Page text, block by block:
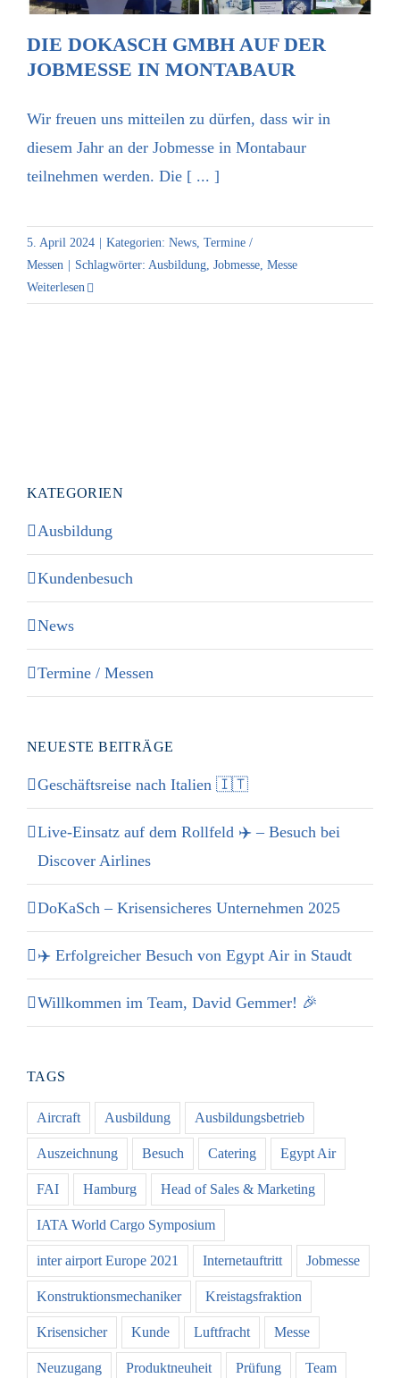
DIE DOKASCH GMBH AUF DER
JOBMESSE IN MONTABAUR
Wir freuen uns mitteilen zu dürfen, dass wir in
diesem Jahr an der Jobmesse in Montabaur
teilnehmen werden. Die [ ... ]
5. April 2024 Kategorien: News, Termine /
Messen
Schlagwörter: Ausbildung, Jobmesse, Messe
Weiterlesen
KATEGORIEN
Ausbildung
Kundenbesuch
News
Termine / Messen
NEUESTE BEITRÄGE
Geschäftsreise nach Italien 🇮🇹
Live-Einsatz auf dem Rollfeld ✈️ – Besuch bei
Discover Airlines
DoKaSch – Krisensicheres Unternehmen 2025
✈️ Erfolgreicher Besuch von Egypt Air in Staudt
Willkommen im Team, David Gemmer! 🎉
TAGS
Aircraft Ausbildung Ausbildungsbetrieb
Auszeichnung Besuch Catering Egypt Air
FAI Hamburg Head of Sales & Marketing
IATA World Cargo Symposium
inter airport Europe 2021 Internetauftritt Jobmesse
Konstruktionsmechaniker Kreistagsfraktion
Krisensicher Kunde Luftfracht Messe
Neuzugang Produktneuheit Prüfung Team